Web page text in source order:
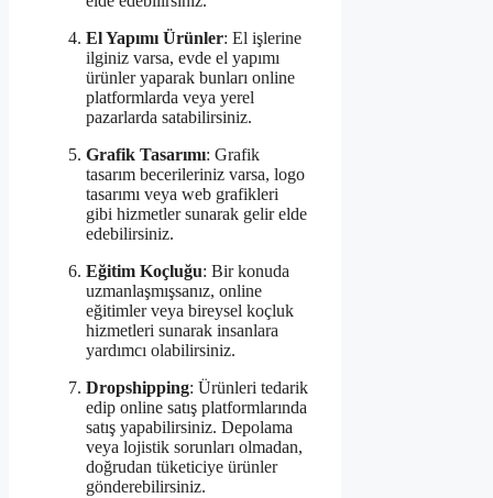
El Yapımı Ürünler: El işlerine
ilginiz varsa, evde el yapımı
ürünler yaparak bunları online
platformlarda veya yerel
pazarlarda satabilirsiniz.
Grafik Tasarımı: Grafik
tasarım becerileriniz varsa, logo
tasarımı veya web grafikleri
gibi hizmetler sunarak gelir elde
edebilirsiniz.
Eğitim Koçluğu: Bir konuda
uzmanlaşmışsanız, online
eğitimler veya bireysel koçluk
hizmetleri sunarak insanlara
yardımcı olabilirsiniz.
Dropshipping: Ürünleri tedarik
edip online satış platformlarında
satış yapabilirsiniz. Depolama
veya lojistik sorunları olmadan,
doğrudan tüketiciye ürünler
gönderebilirsiniz.